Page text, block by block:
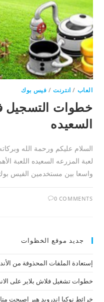
العاب / انترنت/ فيس بوك
خطوات التسجيل
السعيده
السلام عليكم ورحمة الله
لعبة المزرعه السعيده اللعبة
واسعا بين مستخدمين الفيس
0 COMMENTS
جديد موقع الخظوات
إستعادة الملفات المحذوفة من
خطوات تشغيل فلاش بلاير على
خرائط نوكيا اندرويد هير اصبحت